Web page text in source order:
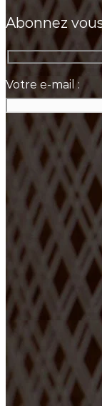
Abonnez
Votre e-mail :